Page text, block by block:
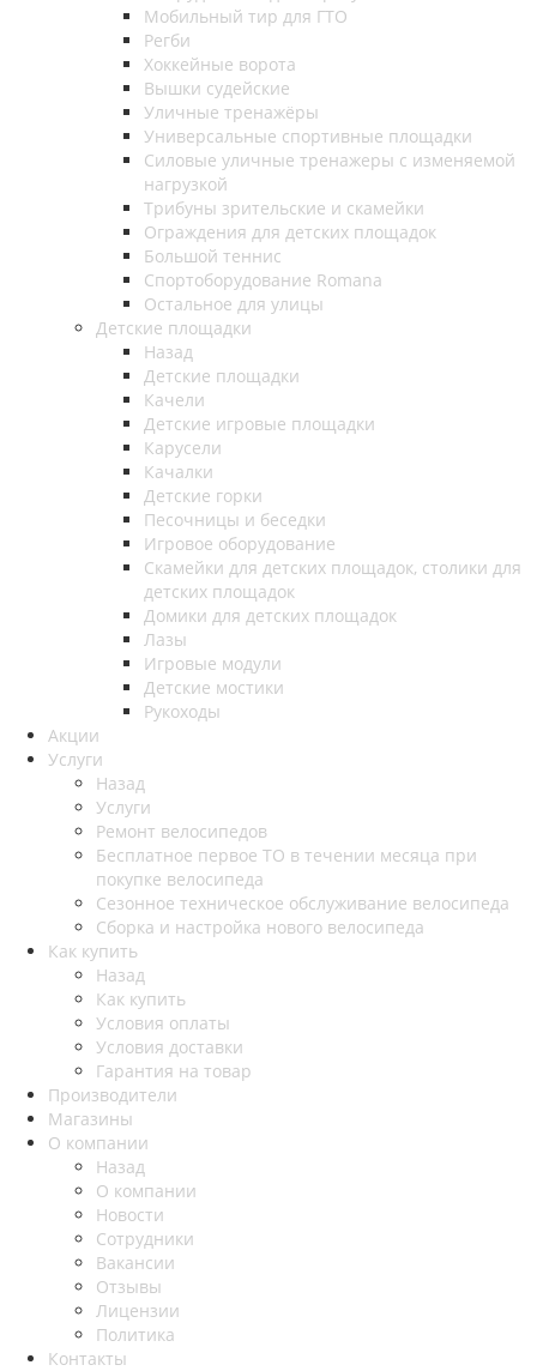
Мобильный тир для ГТО
Регби
Хоккейные ворота
Вышки судейские
Уличные тренажёры
Универсальные спортивные площадки
Силовые уличные тренажеры с изменяемой
нагрузкой
Трибуны зрительские и скамейки
Ограждения для детских площадок
Большой теннис
Спортоборудование Romana
Остальное для улицы
Детские площадки
Назад
Детские площадки
Качели
Детские игровые площадки
Карусели
Качалки
Детские горки
Песочницы и беседки
Игровое оборудование
Скамейки для детских площадок, столики для
детских площадок
Домики для детских площадок
Лазы
Игровые модули
Детские мостики
Рукоходы
Акции
Услуги
Назад
Услуги
Ремонт велосипедов
Бесплатное первое ТО в течении месяца при
покупке велосипеда
Сезонное техническое обслуживание велосипеда
Сборка и настройка нового велосипеда
Как купить
Назад
Как купить
Условия оплаты
Условия доставки
Гарантия на товар
Производители
Магазины
О компании
Назад
О компании
Новости
Сотрудники
Вакансии
Отзывы
Лицензии
Политика
Контакты